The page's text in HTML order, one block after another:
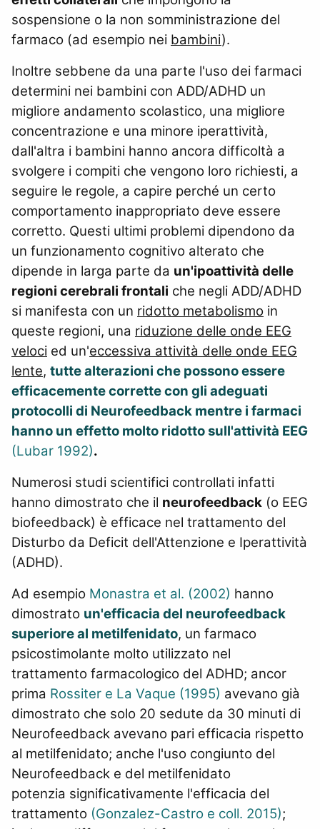
sospensione o la non somministrazione del
farmaco (ad esempio nei bambini).
Inoltre sebbene da una parte l'uso dei farmaci
determini nei bambini con ADD/ADHD un
migliore andamento scolastico, una migliore
concentrazione e una minore iperattività,
dall'altra i bambini hanno ancora difficoltà a
svolgere i compiti che vengono loro richiesti, a
seguire le regole, a capire perché un certo
comportamento inappropriato deve essere
corretto. Questi ultimi problemi dipendono da
un funzionamento cognitivo alterato che
dipende in larga parte da un'ipoattività delle
regioni cerebrali frontali che negli ADD/ADHD
si manifesta con un ridotto metabolismo in
queste regioni, una riduzione delle onde EEG
veloci ed un'eccessiva attività delle onde EEG
lente, tutte alterazioni che possono essere
efficacemente corrette con gli adeguati
protocolli di Neurofeedback mentre i farmaci
hanno un effetto molto ridotto sull'attività EEG
(Lubar 1992).
Numerosi studi scientifici controllati infatti
hanno dimostrato che il neurofeedback (o EEG
biofeedback) è efficace nel trattamento del
Disturbo da Deficit dell'Attenzione e Iperattività
(ADHD).
Ad esempio Monastra et al. (2002) hanno
dimostrato un'efficacia del neurofeedback
superiore al metilfenidato, un farmaco
psicostimolante molto utilizzato nel
trattamento farmacologico del ADHD; ancor
prima Rossiter e La Vaque (1995) avevano già
dimostrato che solo 20 sedute da 30 minuti di
Neurofeedback avevano pari efficacia rispetto
al metilfenidato; anche l'uso congiunto del
Neurofeedback e del metilfenidato
potenzia significativamente l'efficacia del
trattamento (Gonzalez-Castro e coll. 2015);